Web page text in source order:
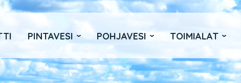
PINTAVESI POHJAVESI TOIMIALAT